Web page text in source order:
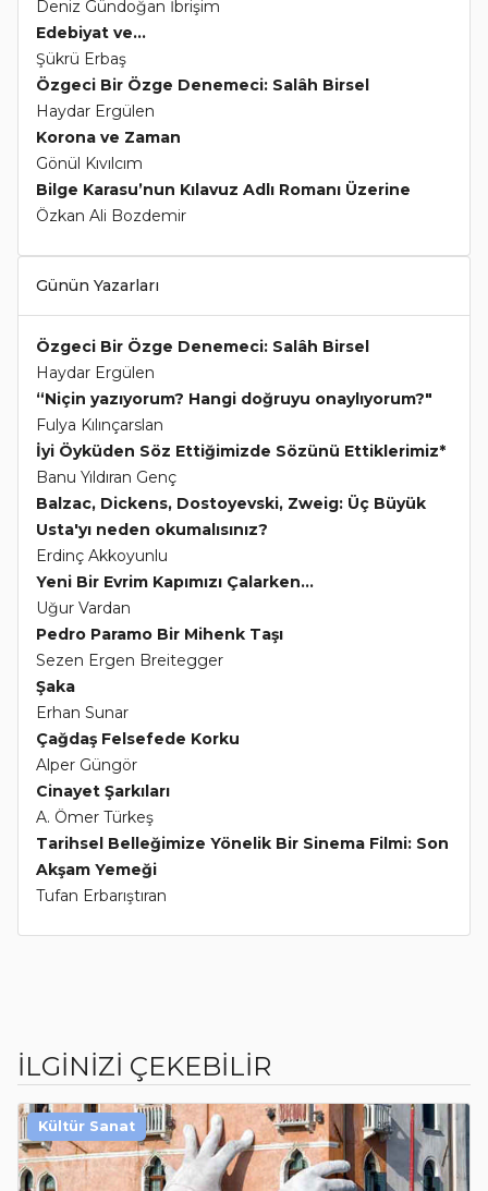
Deniz Gündoğan İbrişim
Edebiyat ve...
Şükrü Erbaş
Özgeci Bir Özge Denemeci: Salâh Birsel
Haydar Ergülen
Korona ve Zaman
Gönül Kıvılcım
Bilge Karasu’nun Kılavuz Adlı Romanı Üzerine
Özkan Ali Bozdemir
Günün Yazarları
Özgeci Bir Özge Denemeci: Salâh Birsel
Haydar Ergülen
“Niçin yazıyorum? Hangi doğruyu onaylıyorum?"
Fulya Kılınçarslan
İyi Öyküden Söz Ettiğimizde Sözünü Ettiklerimiz*
Banu Yıldıran Genç
Balzac, Dickens, Dostoyevski, Zweig: Üç Büyük
Usta'yı neden okumalısınız?
Erdinç Akkoyunlu
Yeni Bir Evrim Kapımızı Çalarken...
Uğur Vardan
Pedro Paramo Bir Mihenk Taşı
Sezen Ergen Breitegger
Şaka
Erhan Sunar
Çağdaş Felsefede Korku
Alper Güngör
Cinayet Şarkıları
A. Ömer Türkeş
Tarihsel Belleğimize Yönelik Bir Sinema Filmi: Son
Akşam Yemeği
Tufan Erbarıştıran
İLGİNİZİ ÇEKEBİLİR
Kültür Sanat